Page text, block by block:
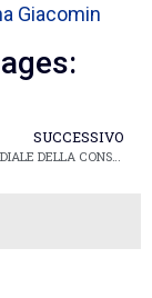
Giacomin
SUCCESSIVO
GIORNATA MONDIALE DELLA CONSAPEVOLEZZA SULL’AUTISMO.